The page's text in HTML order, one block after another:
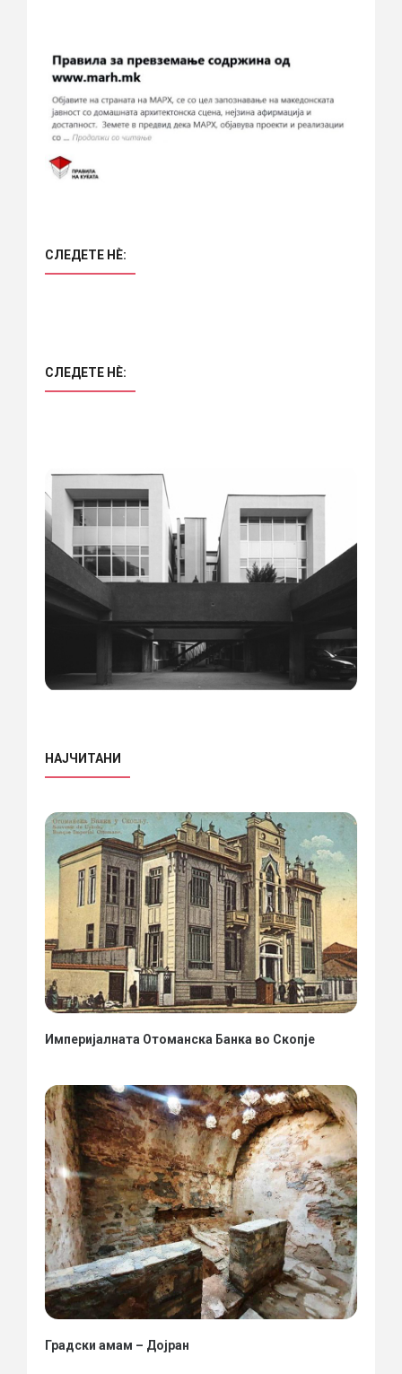
СЛЕДЕТЕ НÈ:
СЛЕДЕТЕ НÈ:
НАЈЧИТАНИ
Империјалната Отоманска Банка во Скопје
Градски амам – Дојран